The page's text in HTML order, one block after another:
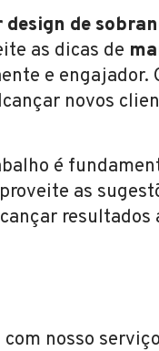
de
as dicas de
e engajador.
novos
é
as
resultados
nosso